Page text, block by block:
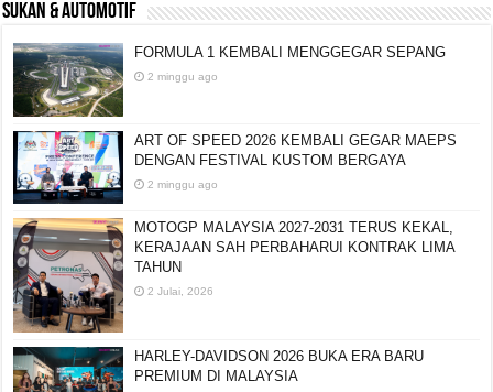
SUKAN & AUTOMOTIF
FORMULA 1 KEMBALI MENGGEGAR SEPANG
2 minggu ago
ART OF SPEED 2026 KEMBALI GEGAR MAEPS
DENGAN FESTIVAL KUSTOM BERGAYA
2 minggu ago
MOTOGP MALAYSIA 2027-2031 TERUS KEKAL,
KERAJAAN SAH PERBAHARUI KONTRAK LIMA
TAHUN
2 Julai, 2026
HARLEY-DAVIDSON 2026 BUKA ERA BARU
PREMIUM DI MALAYSIA